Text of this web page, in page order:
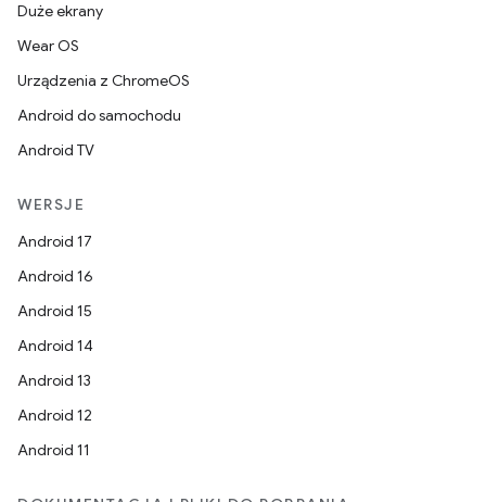
Duże ekrany
Wear OS
Urządzenia z ChromeOS
Android do samochodu
Android TV
WERSJE
Android 17
Android 16
Android 15
Android 14
Android 13
Android 12
Android 11